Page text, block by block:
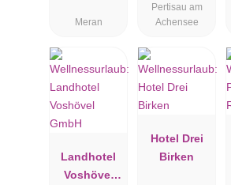
Meran
Pertisau am
Achensee
Landhotel
Voshövel
Hotel Drei
Birken